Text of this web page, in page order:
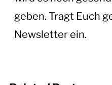
geben. Tragt Euch
Newsletter ein.